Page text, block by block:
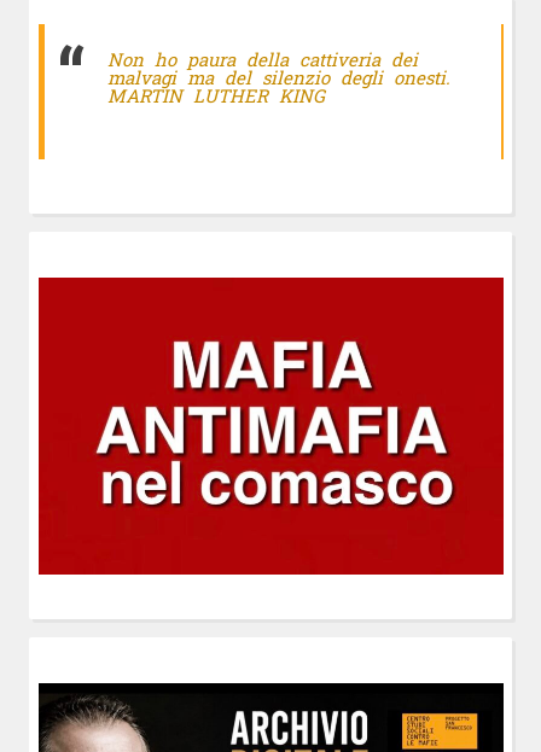
Non ho paura della cattiveria dei
malvagi ma del silenzio degli onesti.
MARTIN LUTHER KING